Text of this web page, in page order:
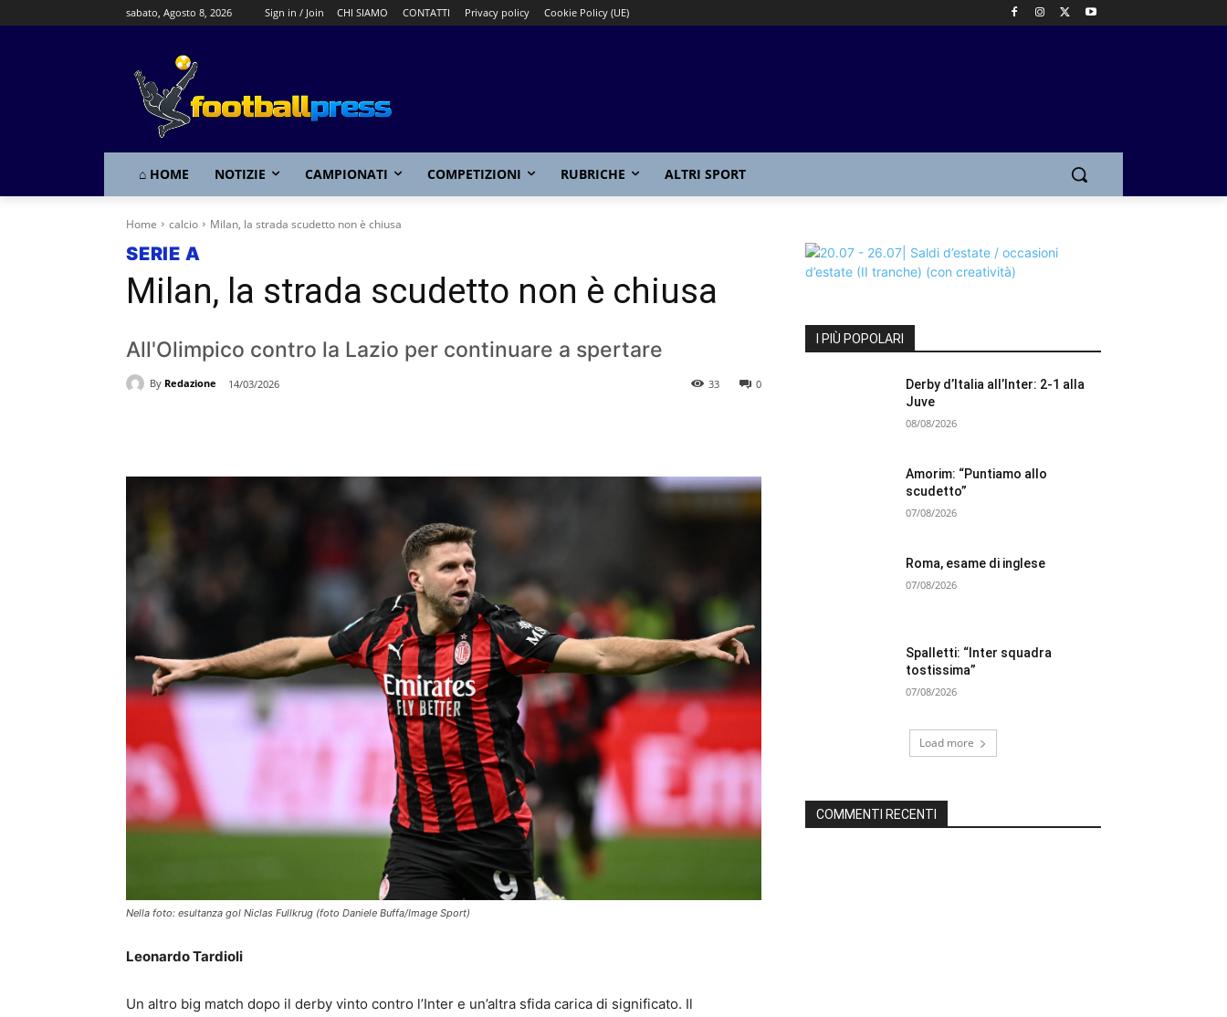
sabato, Agosto 8, 2026 Sign in / Join CHI SIAMO CONTATTI Privacy policy Cookie Policy (UE)
⌂ HOME NOTIZIE CAMPIONATI COMPETIZIONI RUBRICHE ALTRI SPORT
Home calcio Milan, la strada scudetto non è chiusa
SERIE A
Milan, la strada scudetto non è chiusa
All'Olimpico contro la Lazio per continuare a spertare
By Redazione 14/03/2026 0
33
Nella foto: esultanza gol Niclas Fullkrug (foto Daniele Buffa/Image Sport)
Leonardo Tardioli
Un altro big match dopo il derby vinto contro l’Inter e un’altra sfida carica di significato. Il
I PIÙ POPOLARI
Derby d’Italia all’Inter: 2-1 alla
Juve
08/08/2026
Amorim: “Puntiamo allo
scudetto”
07/08/2026
Roma, esame di inglese
07/08/2026
Spalletti: “Inter squadra
tostissima”
07/08/2026
Load more
COMMENTI RECENTI